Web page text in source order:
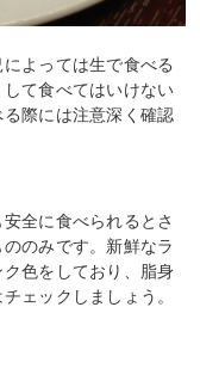
よっては生で食べる
て食べてはいけない
際には注意深く確認
全に食べられるとさ
のみです。新鮮なラ
色をしており、脂身
ェックしましょう。